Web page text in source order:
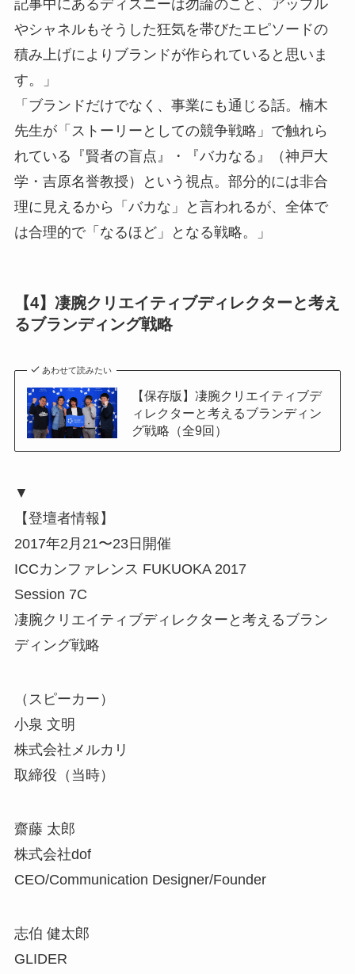
記事中にあるディズニーは勿論のこと、アップル
やシャネルもそうした狂気を帯びたエピソードの
積み上げによりブランドが作られていると思いま
す。」
「ブランドだけでなく、事業にも通じる話。楠木
先生が「ストーリーとしての競争戦略」で触れら
れている『賢者の盲点』・『バカなる』（神戸大
学・吉原名誉教授）という視点。部分的には非合
理に見えるから「バカな」と言われるが、全体で
は合理的で「なるほど」となる戦略。」
【4】凄腕クリエイティブディレクターと考え
るブランディング戦略
あわせて読みたい
【保存版】凄腕クリエイティブデ
ィレクターと考えるブランディン
グ戦略（全9回）
▼
【登壇者情報】
2017年2月21〜23日開催
ICCカンファレンス FUKUOKA 2017
Session 7C
凄腕クリエイティブディレクターと考えるブラン
ディング戦略
（スピーカー）
小泉 文明
株式会社メルカリ
取締役（当時）
齋藤 太郎
株式会社dof
CEO/Communication Designer/Founder
志伯 健太郎
GLIDER